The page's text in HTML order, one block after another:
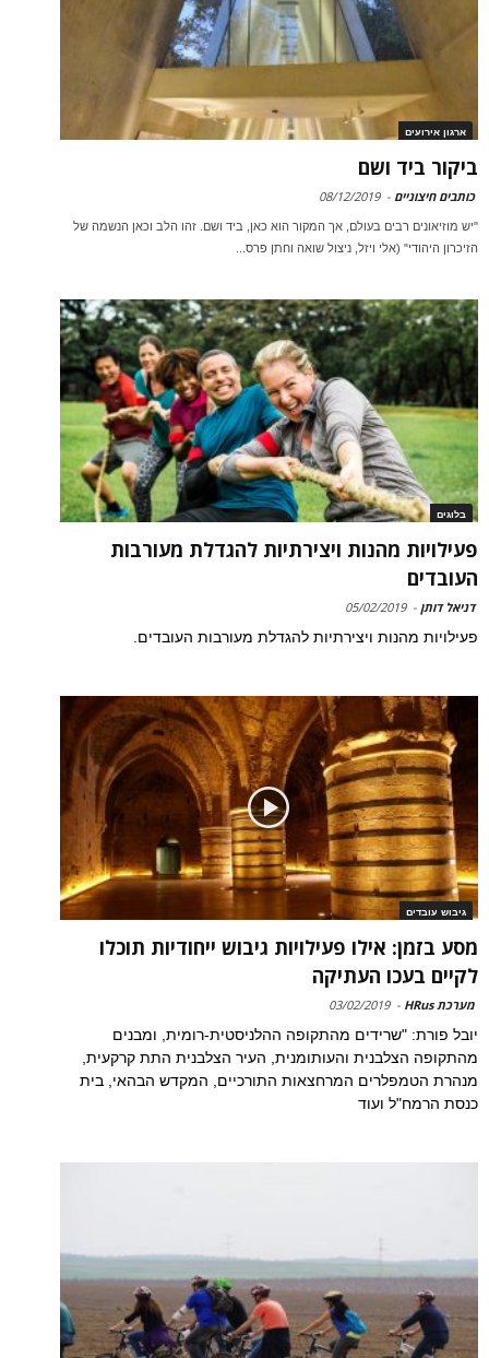
ארגון אירועים
ביקור ביד ושם
כותבים חיצוניים -
08/12/2019
"יש מוזיאונים רבים בעולם, אך המקור הוא כאן, ביד ושם. זהו הלב וכאן הנשמה של
הזיכרון היהודי" (אלי ויזל, ניצול שואה וחתן פרס...
בלוגים
פעילויות מהנות ויצירתיות להגדלת מעורבות
העובדים
דניאל דותן -
05/02/2019
פעילויות מהנות ויצירתיות להגדלת מעורבות העובדים.
גיבוש עובדים
מסע בזמן: אילו פעילויות גיבוש ייחודיות תוכלו
לקיים בעכו העתיקה
מערכת HRus -
03/02/2019
יובל פורת: "שרידים מהתקופה ההלניסטית-רומית, ומבנים
מהתקופה הצלבנית והעותומנית, העיר הצלבנית התת קרקעית,
מנהרת הטמפלרים המרחצאות התורכיים, המקדש הבהאי, בית
כנסת הרמח"ל ועוד